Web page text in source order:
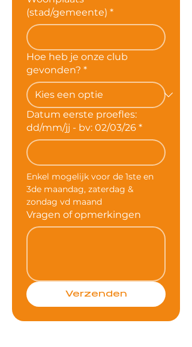
(stad/gemeente) *
Hoe heb je onze club
gevonden? *
Datum eerste proefles:
dd/mm/jj - bv: 02/03/26 *
Enkel mogelijk voor de 1ste en
3de maandag, zaterdag &
zondag vd maand
Vragen of opmerkingen
Verzenden